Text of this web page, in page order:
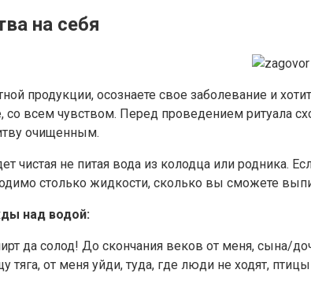
на себя
продукции, осознаете свое заболевание и
со всем чувством. Перед проведением ритуала
очищенным.
чистая не питая вода из колодца или родника.
столько жидкости, сколько вы сможете
над водой:
да солод! До скончания веков от меня, сына/
тяга, от меня уйди, туда, где люди не ходят,